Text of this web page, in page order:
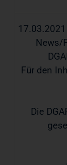
News/
Für den
Die